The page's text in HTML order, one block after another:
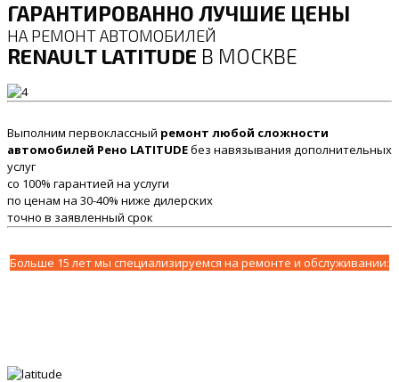
ГАРАНТИРОВАННО ЛУЧШИЕ ЦЕНЫ
НА РЕМОНТ АВТОМОБИЛЕЙ
RENAULT LATITUDE В МОСКВЕ
Выполним первоклассный ремонт любой сложности
автомобилей Рено LATITUDEбез навязывания дополнительных
услуг
со 100% гарантией на услуги
по ценам на 30-40% ниже дилерских
точно в заявленный срок
Больше 15 лет мы специализируемся на ремонте и обслуживании: